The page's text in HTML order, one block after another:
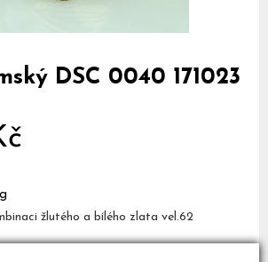
DSC 0040 171023
žlutého a bílého zlata vel.62